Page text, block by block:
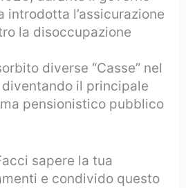
introdotta l’assicurazione
la disoccupazione
diverse “Casse” nel
il principale
pensionistico pubblico
sapere la tua
e condivido questo